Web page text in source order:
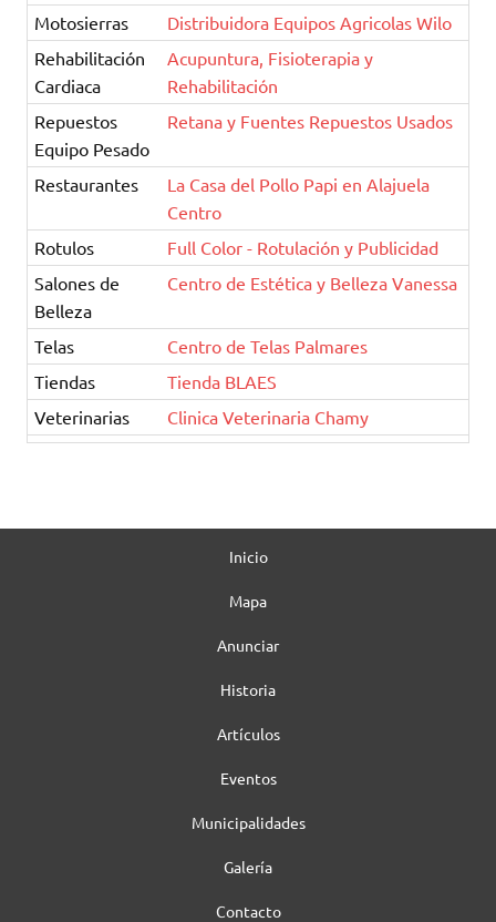
Motosierras
Distribuidora Equipos Agricolas Wilo
Rehabilitación
Cardiaca
Acupuntura, Fisioterapia y
Rehabilitación
Repuestos
Equipo Pesado
Retana y Fuentes Repuestos Usados
Restaurantes
La Casa del Pollo Papi en Alajuela
Centro
Rotulos
Full Color - Rotulación y Publicidad
Salones de
Belleza
Centro de Estética y Belleza Vanessa
Telas
Centro de Telas Palmares
Tiendas
Tienda BLAES
Veterinarias
Clinica Veterinaria Chamy
Inicio
Mapa
Anunciar
Historia
Artículos
Eventos
Municipalidades
Galería
Contacto